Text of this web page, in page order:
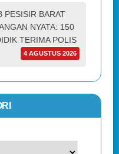
PESISIR BARAT
NYATA: 150
TERIMA POLIS
4 AGUSTUS 2026